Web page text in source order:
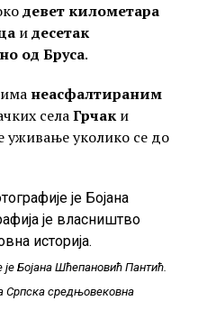
девет километара
идесетак
од Бруса.
неасфалтираним
селаГрчаки
уживање уколико се до
је Бојана Шћепановић Пантић.
Српска средњовековна